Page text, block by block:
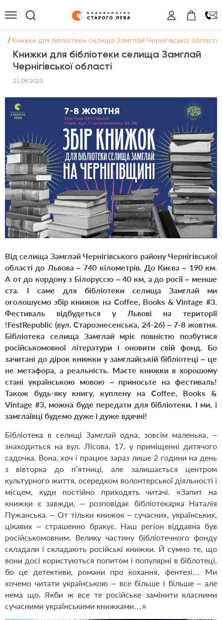
/ Книжки для бібліотеки селища Замглай Чернігівської області
Книжки для бібліотеки селища Замглай
Чернігівської області
21.09.2023
Від селища Замглай Чернігівського району Чернігівської
області до Львова –740 кілометрів. До Києва – 190 км.
А от до кордону з Білоруссю – 40 км, а до росії – менше
ста. І саме для бібліотеки селища Замглай ми
оголошуємо збір книжок на Coffee, Books & Vintage #3.
Фестиваль відбудеться у Львові на території
!FestRepublic (вул. Старознесенська, 24-26) – 7-8 жовтня.
Бібліотека селища Замглай мріє повністю позбутися
російськомовної літератури і оновити свій фонд. Бо
зачитані до дірок книжки у замглайській бібліотеці – це
не метафора, а реальність. Маєте книжки в хорошому
стані українською мовою – приносьте на фестиваль!
Також будь-яку книгу, куплену на Coffee, Books &
Vintage #3, можна буде передати для бібліотеки. І ми, і
замглаївці будемо дуже і дуже вдячні!
Бібліотека в селищі Замглай одна, зовсім маленька, –
знаходиться на вул. Лісова, 17, у приміщенні дитячого
садочка. Вона, хоч і працює зараз лише 2 години на день
з вівторка до пʼятниці, але залишається центром
культурного життя, осередком волонтерської діяльності і
місцем, куди постійно приходять читачі. «Запит на
книжки є завжди, – розповідає бібліотекарка Наталія
Пужанська. – От тільки книжок – сучасних, українських,
цікавих – страшенно бракує. Наш регіон віддавна був
російськомовним. Велику частину бібліотечного фонду
складали і складають російські книжки. Й сумно те, що
вони досі користуються попитом і популярні в біблотеці,
бо це детективи, романи про кохання, фентезі… Ми
хочемо читати українською – все більше і більше – але
нема що. Якби ж все те російське замінити класними
сучасними українськими книжками…»